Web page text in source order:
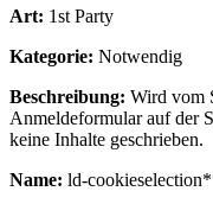
Art: 1st Party
Kategorie: Notwendig
Beschreibung: Wird vom
Anmeldeformular auf der
keine Inhalte geschrieben.
Name: ld-